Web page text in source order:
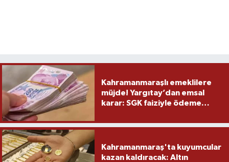
Kahramanmaraşlı emeklilere
müjde! Yargıtay’dan emsal
karar: SGK faiziyle ödeme
Kahramanmaraş'ta kuyumcular
kazan kaldıracak: Altın